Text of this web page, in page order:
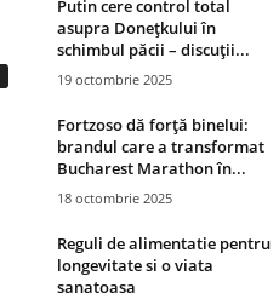
Putin cere control total
asupra Donețkului în
schimbul păcii – discuții...
19 octombrie 2025
Fortzoso dă forță binelui:
brandul care a transformat
Bucharest Marathon în...
18 octombrie 2025
Reguli de alimentatie pentru
longevitate si o viata
sanatoasa